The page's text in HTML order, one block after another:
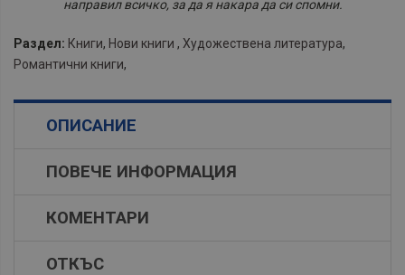
направил всичко, за да я накара да си спомни.
Раздел: Книги, Нови книги , Художествена литература,
Романтични книги,
ОПИСАНИЕ
ПОВЕЧЕ ИНФОРМАЦИЯ
КОМЕНТАРИ
ОТКЪС